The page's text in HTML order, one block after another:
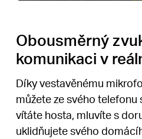
Obousměrný
komunikaci v
Díky vestavěnému
můžete ze svého telefonu
vítáte hosta, mluvíte s
uklidňujete svého